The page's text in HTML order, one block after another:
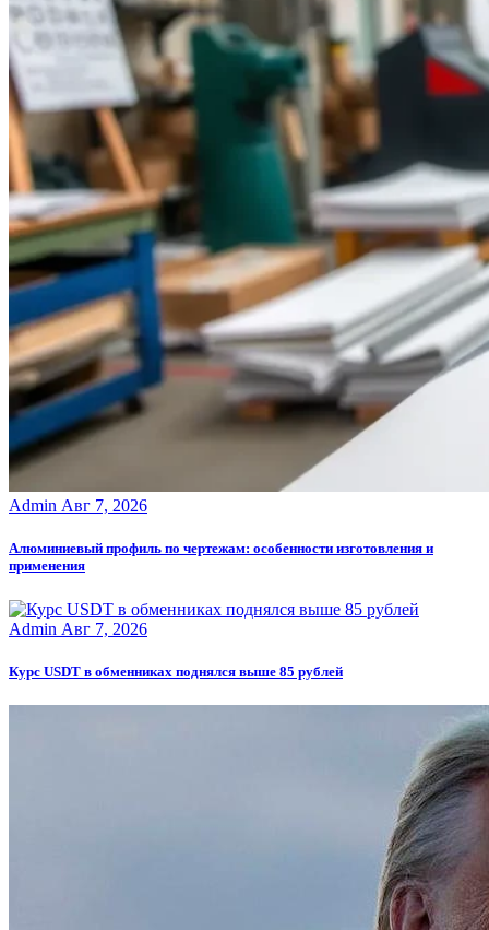
Admin Авг 7, 2026
Алюминиевый профиль по чертежам: особенности изготовления и
применения
Admin Авг 7, 2026
Курс USDT в обменниках поднялся выше 85 рублей